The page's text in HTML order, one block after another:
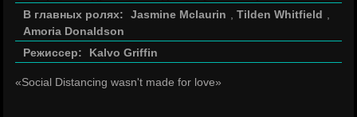
В главных ролях:
Jasmine Mclaurin ,Tilden Whitfield
Amoria Donaldson
Режиссер:
Kalvo Griffin
«Social Distancing wasn't made for love»